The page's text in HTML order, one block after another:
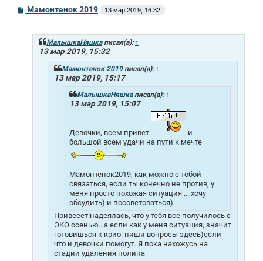
СМамонтенок 2019 13 мар 2019, 16:32
МалышкаНяшкаписал(а): ↑
13 мар 2019, 15:32
Мамонтенок 2019писал(а): ↑
13 мар 2019, 15:17
МалышкаНяшкаписал(а): ↑
13 мар 2019, 15:07
Девочки, всем привет
и
большой всем удачи на пути к мечте
Мамонтенок2019, как можно с тобой
связаться, если ты конечно не против, у
меня просто похожая ситуация ... хочу
обсудить) и посоветоваться)
Привееет!надеялась, что у тебя все получилось с
ЭКО осенью...а если как у меня ситуация, значит
готовишься к крио. пиши вопросы здесь)если
что и девочки помогут. Я пока нахожусь на
стадии удаления полипа